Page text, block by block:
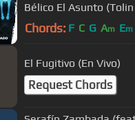
Bélico El Asunto
Vivo]
Chords: F C G Am Em
El Fugitivo (En Vivo)
Request Chords